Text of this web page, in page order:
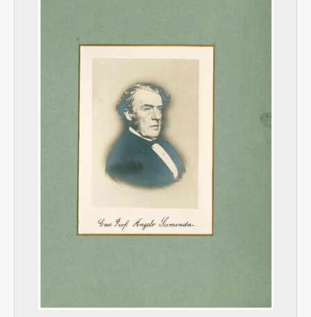
[Serie] Direzione Giambattista Dal Piaz (1932 - 1942), 1904-1949
[Serie] Direzione Costantino Socin (1942 - 1946) e Edoardo Sanero (1947 - 1949), 1943-1949
[Serie] Direzione Egidio Feruglio (1949 - 1953), 1929-1954
[Serie] Direzione Roberto Malaroda (1954 - 1975), 1950-1975
[Serie] Direzione Bortolo Franceschetti (1976 - 1982), 1976-1982
[Classe] Contabilità e patrimonio, 1881-1984
[Classe] Sedi e locali, 1984 - 2006
[Classe] Museo di Geologia e Paleontologia, 1876 - 1993
[Classe] Museo Mineralogico
[Classe] Biblioteca, 1888-1981
[Classe] Didattica, ricerca, 1841-1983
[Serie] Appendice 1. Mappe geologiche, 1856-1983